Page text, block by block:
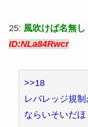
25: 風吹けば名無し
ID:NLa84Rwcr
>>18
レバレッジ規
ならいそいだ